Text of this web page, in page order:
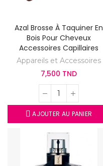
Azal Brosse À Taquiner En
Bois Pour Cheveux
Accessoires Capillaires
Appareils et Accessoires
7,500 TND
AJOUTER AU PANIER